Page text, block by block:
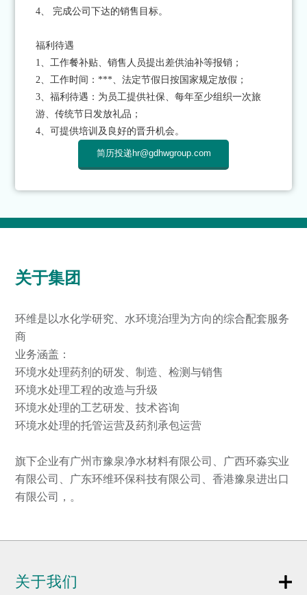
4、 完成公司下达的销售目标。
福利待遇
1、工作餐补贴、销售人员提出差供油补等报销；
2、工作时间：***、法定节假日按国家规定放假；
3、福利待遇：为员工提供社保、每年至少组织一次旅
游、传统节日发放礼品；
4、可提供培训及良好的晋升机会。
简历投递hr@gdhwgroup.com
关于集团
环维是以水化学研究、水环境治理为方向的综合配套服务
商
业务涵盖：
环境水处理药剂的研发、制造、检测与销售
环境水处理工程的改造与升级
环境水处理的工艺研发、技术咨询
环境水处理的托管运营及药剂承包运营
旗下企业有广州市豫泉净水材料有限公司、广西环淼实业
有限公司、广东环维环保科技有限公司、香港豫泉进出口
有限公司，。
关于我们